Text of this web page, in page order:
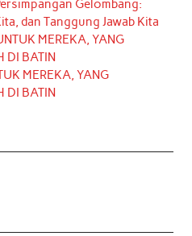
Gelombang:
dan Tanggung Jawab Kita
MEREKA, YANG
DI BATIN
MEREKA, YANG
DI BATIN